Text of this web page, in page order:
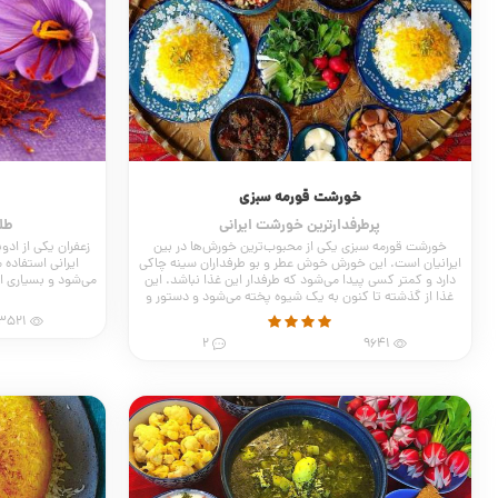
خورشت قورمه سبزی
پرطرفدارترین خورشت ایرانی
خورشت قورمه سبزی یکی از محبوب‌ترین خورش‌ها در بین
ایرانیان است. این خورش خوش عطر و بو طرفداران سینه چاکی
دارد و کمتر کسی پیدا می‌شود که طرفدار این غذا نباشد. این
غذا از گذشته تا کنون به یک شیوه پخته می‌شود و دستور و
مواد اولیه‌ی آن تغییری نکرده است.
9641
2
زعفران یکی از
ایرانی
می‌شود و بسیاری